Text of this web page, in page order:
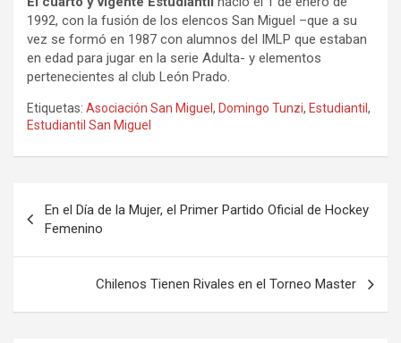
1992, con la fusión de los elencos San Miguel –que a su
vez se formó en 1987 con alumnos del IMLP que estaban
en edad para jugar en la serie Adulta- y elementos
pertenecientes al club León Prado.
Etiquetas: Asociación San Miguel , Domingo Tunzi, Estudiantil ,
Estudiantil San Miguel
de
entradas
En el Día de la Mujer, el Primer Partido Oficial de Hockey
Femenino
Chilenos Tienen Rivales en el Torneo Master